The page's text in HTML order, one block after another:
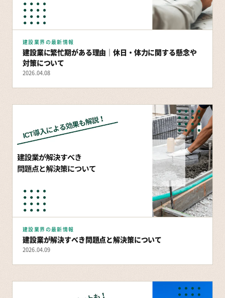
建設業界の最新情報
建設業に繁忙期がある理由｜休日・体力に関する懸念や
対策について
2026.04.08
建設業界の最新情報
建設業が解決すべき問題点と解決策について
2026.04.09